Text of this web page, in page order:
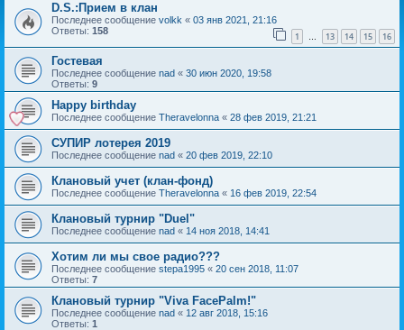
D.S.:Прием в клан
Последнее сообщение volkk « 03 янв 2021, 21:16
Ответы: 158 1 … 13 14 15 16
Гостевая
Последнее сообщение nad « 30 июн 2020, 19:58
Ответы: 9
Happy birthday
Последнее сообщение Theravelonna « 28 фев 2019, 21:21
СУПИР лотерея 2019
Последнее сообщение nad « 20 фев 2019, 22:10
Клановый учет (клан-фонд)
Последнее сообщение Theravelonna « 16 фев 2019, 22:54
Клановый турнир "Duel"
Последнее сообщение nad « 14 ноя 2018, 14:41
Хотим ли мы свое радио???
Последнее сообщение stepa1995 « 20 сен 2018, 11:07
Ответы: 7
Клановый турнир "Viva FacePalm!"
Последнее сообщение nad « 12 авг 2018, 15:16
Ответы: 1